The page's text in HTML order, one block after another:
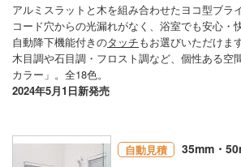
アルミスラットと木を組み合わせたヨコ型ブラ
コード穴からの光漏れがなく、浴室でも安心・快
自動降下機能付きのタッチもお選びいただけます
木目調や石目調・フロスト調など、個性ある空
カラー」。全18色。
2024年5月1日新発売
自動見積 35mm・